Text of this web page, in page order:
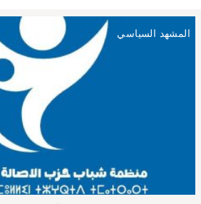
المشهد السياسي